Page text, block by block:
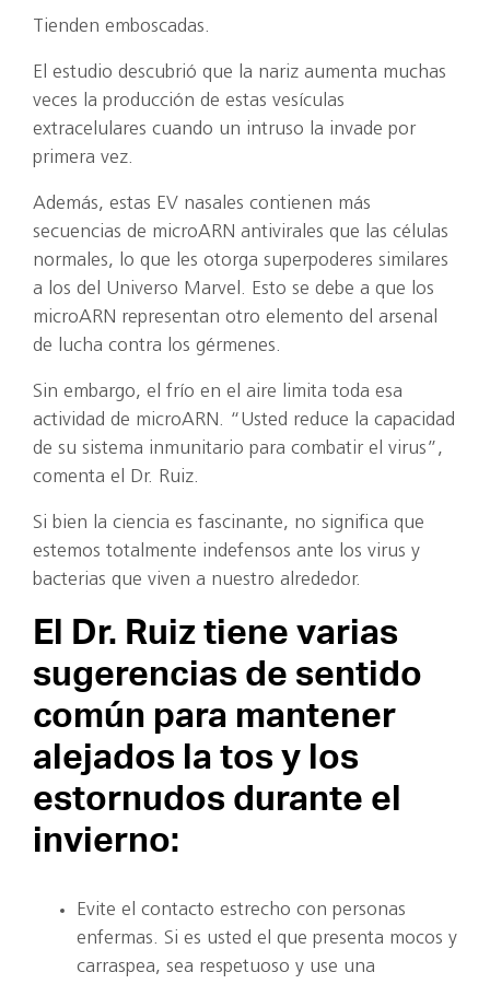
Tienden emboscadas.
El estudio descubrió que la nariz aumenta muchas
veces la producción de estas vesículas
extracelulares cuando un intruso la invade por
primera vez.
Además, estas EV nasales contienen más
secuencias de microARN antivirales que las células
normales, lo que les otorga superpoderes similares
a los del Universo Marvel. Esto se debe a que los
microARN representan otro elemento del arsenal
de lucha contra los gérmenes.
Sin embargo, el frío en el aire limita toda esa
actividad de microARN. “Usted reduce la capacidad
de su sistema inmunitario para combatir el virus”,
comenta el Dr. Ruiz.
Si bien la ciencia es fascinante, no significa que
estemos totalmente indefensos ante los virus y
bacterias que viven a nuestro alrededor.
El Dr. Ruiz tiene varias
sugerencias de sentido
común para mantener
alejados la tos y los
estornudos durante el
invierno:
Evite el contacto estrecho con personas
enfermas. Si es usted el que presenta mocos y
carraspea, sea respetuoso y use una